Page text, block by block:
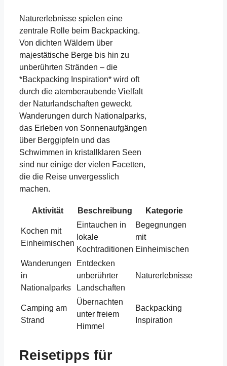
Naturerlebnisse spielen eine
zentrale Rolle beim Backpacking.
Von dichten Wäldern über
majestätische Berge bis hin zu
unberührten Stränden – die
*Backpacking Inspiration* wird oft
durch die atemberaubende Vielfalt
der Naturlandschaften geweckt.
Wanderungen durch Nationalparks,
das Erleben von Sonnenaufgängen
über Berggipfeln und das
Schwimmen in kristallklaren Seen
sind nur einige der vielen Facetten,
die die Reise unvergesslich
machen.
Aktivität Beschreibung Kategorie
Kochen mit
Einheimischen
Eintauchen in
lokale
Kochtraditionen
Begegnungen
mit
Einheimischen
Wanderungen
in
Nationalparks
Entdecken
unberührter
Landschaften
Naturerlebnisse
Camping am
Strand
Übernachten
unter freiem
Himmel
Backpacking
Inspiration
Reisetipps für